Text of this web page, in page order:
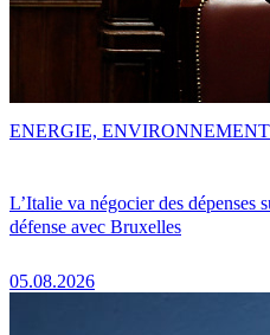
L’Italie va négocier des dépenses
défense avec Bruxelles
05.08.2026
ENERGIE,